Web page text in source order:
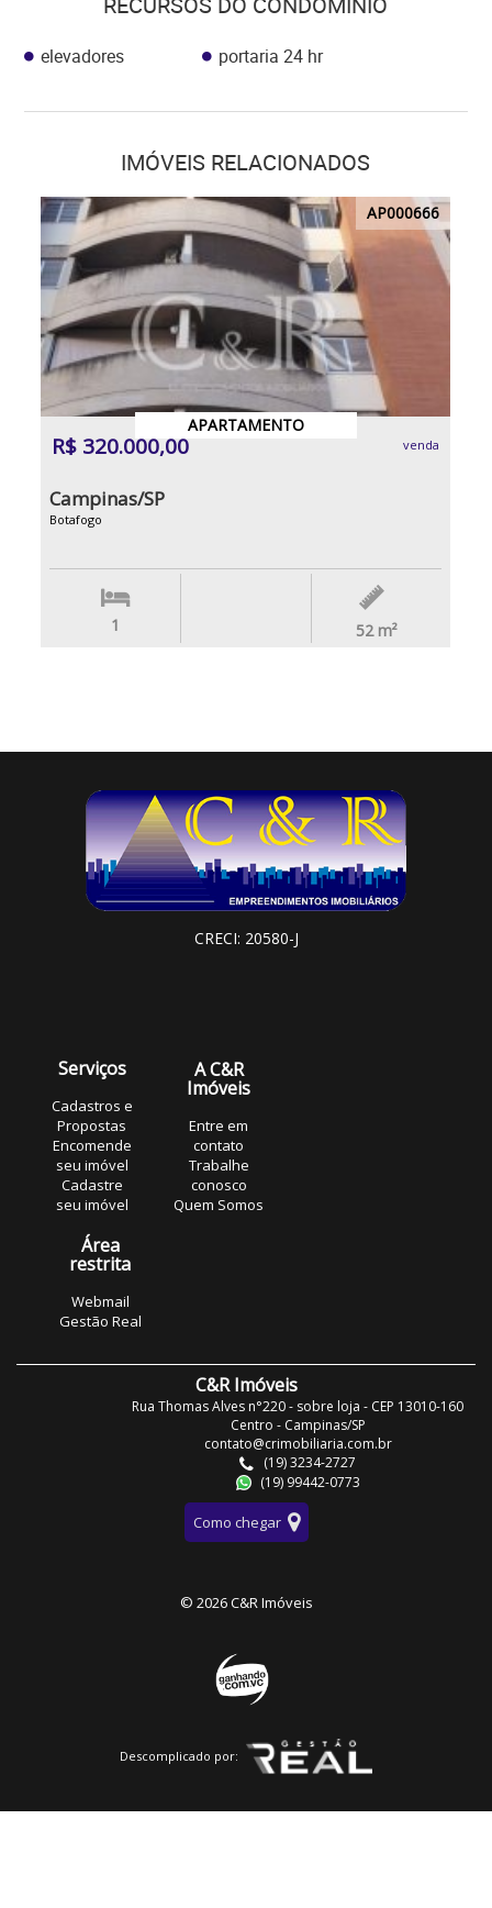
elevadores portaria 24 hr
IMÓVEIS RELACIONADOS
AP000666
APARTAMENTO
R$ 320.000,00 venda
Campinas/SP
Botafogo
1 52 m²
CRECI: 20580-J
Serviços
Cadastros e
Propostas
Encomende
seu imóvel
Cadastre
seu imóvel
A C&R
Imóveis
Entre em
contato
Trabalhe
conosco
Quem Somos
Área
restrita
Webmail
Gestão Real
C&R Imóveis
Rua Thomas Alves n°220 - sobre loja - CEP 13010-160
Centro - Campinas/SP
contato@crimobiliaria.com.br
(19) 3234-2727
(19) 99442-0773
Como chegar
© 2026 C&R Imóveis
Descomplicado por: